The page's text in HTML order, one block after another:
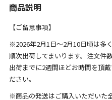
商品説明
【ご留意事項】
※2026年2月1日～2月10日頃は多
順次出荷してまいります。注文件
出荷までに2週間ほどお時間を頂
ださい。
※商品の発送はご購入いただいた